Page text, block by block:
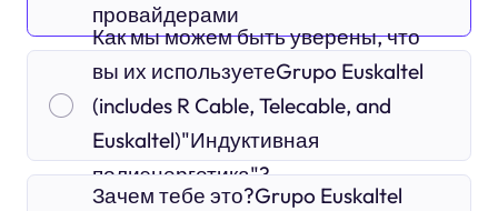
провайдерами
Как мы можем быть уверены, что
вы их используетеGrupo Euskaltel
(includes R Cable, Telecable, and
Euskaltel)"Индуктивная
полиэнергетика"?
Зачем тебе это?Grupo Euskaltel